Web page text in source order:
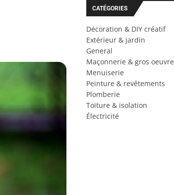
CATÉGORIES
Décoration & DIY créatif
Extérieur & jardin
General
Maçonnerie & gros oeuvre
Menuiserie
Peinture & revêtements
Plomberie
Toiture & isolation
Électricité